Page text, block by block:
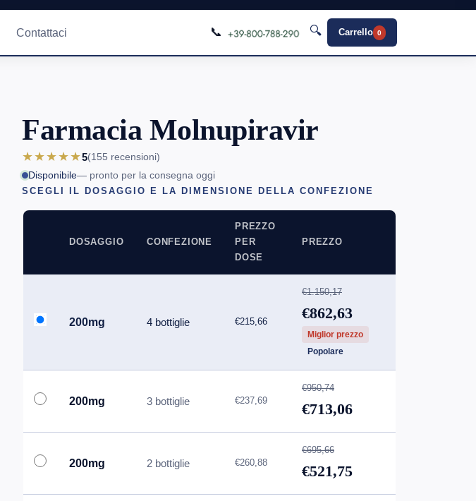
Contattaci 📞 🔍 Carrello 0
Farmacia Molnupiravir
★★★★★5(155 recensioni)
Disponibile— pronto per la consegna oggi
SCEGLI IL DOSAGGIO E LA DIMENSIONE DELLA CONFEZIONE
DOSAGGIO CONFEZIONE
PREZZO
PER
DOSE
PREZZO
200mg 4 bottiglie €215,66
€1.150,17
€862,63
Miglior prezzo
Popolare
200mg 3 bottiglie €237,69
€950,74
€713,06
200mg 2 bottiglie €260,88
€695,66
€521,75